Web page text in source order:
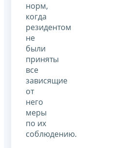
норм,
когда
резидентом
не
были
приняты
все
зависящие
от
него
меры
по их
соблюдению.